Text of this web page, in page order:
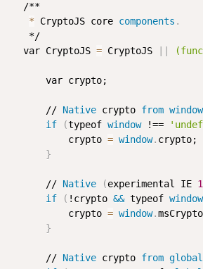
    /**
* CryptoJS core components .
     */
    var CryptoJS
= CryptoJS
        var crypto;
        //
Native crypto from window
if
(typeof window !==
            crypto
= window. crypto;
}
        //
Native (experimental IE
if
( !crypto && typeof window
            crypto
= window.
}
        //
Native crypto from global